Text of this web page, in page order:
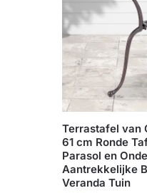
Terrastafel van
61 cm Ronde
Parasol en
Aantrekkelijke
Veranda Tuin